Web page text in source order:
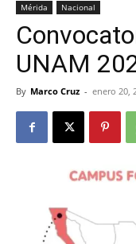
Mérida Nacional
UNAM
By Marco Cruz - enero 20,